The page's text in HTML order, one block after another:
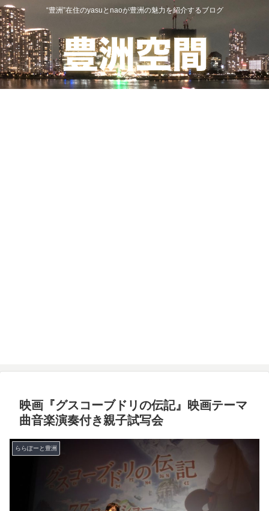
“豊洲”在住のyasuとnaoが豊洲の魅力を紹介するブログ
映画『グスコーブドリの伝記』映画テーマ
曲音楽演奏付き親子試写会
ららぽーと豊洲